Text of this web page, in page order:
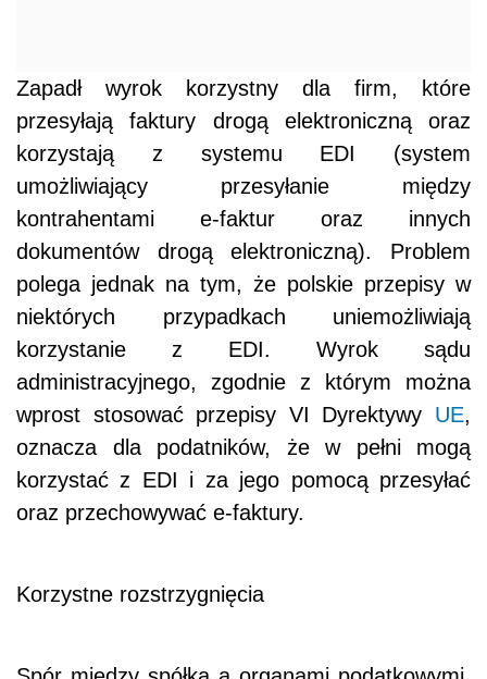
Zapadł wyrok korzystny dla firm, które
przesyłają faktury drogą elektroniczną oraz
korzystają z systemu EDI (system
umożliwiający przesyłanie między
kontrahentami e-faktur oraz innych
dokumentów drogą elektroniczną). Problem
polega jednak na tym, że polskie przepisy w
niektórych przypadkach uniemożliwiają
korzystanie z EDI. Wyrok sądu
administracyjnego, zgodnie z którym można
wprost stosować przepisy VI Dyrektywy UE,
oznacza dla podatników, że w pełni mogą
korzystać z EDI i za jego pomocą przesyłać
oraz przechowywać e-faktury.
Korzystne rozstrzygnięcia